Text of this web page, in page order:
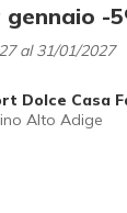
-
al 31/01/2027
Dolce Casa
Alto Adige